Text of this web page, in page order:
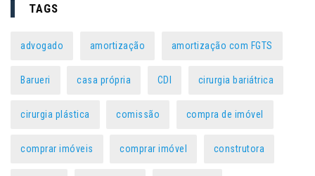
TAGS
advogado amortização amortização com FGTS
Barueri casa própria CDI cirurgia bariátrica
cirurgia plástica comissão compra de imóvel
comprar imóveis comprar imóvel construtora